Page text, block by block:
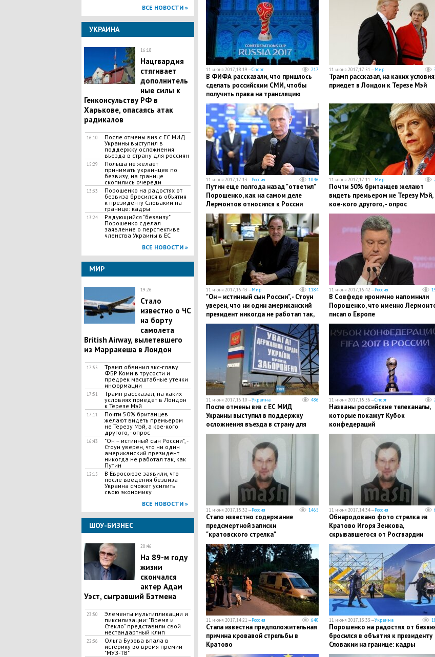
ВСЕ НОВОСТИ »
УКРАИНА
16:18
Нацгвардия
стягивает
дополнитель
ные силы к
Генконсульству РФ в
Харькове, опасаясь атак
радикалов
16:10
После отмены виз с ЕС МИД
Украины выступил в
поддержку осложнения
въезда в страну для россиян
15:29
Польша не желает
принимать украинцев по
безвизу, на границе
скопились очереди
13:33
Порошенко на радостях от
безвиза бросился в объятия
к президенту Словакии на
границе: кадры
13:24
Радующийся "безвизу"
Порошенко сделал
заявление о перспективе
членства Украины в ЕС
ВСЕ НОВОСТИ »
МИР
19:26
​Стало
известно о ЧС
на борту
самолета
British Airway, вылетевшего
из Марракеша в Лондон
17:55
Трамп обвинил экс-главу
ФБР Коми в трусости и
предрек масштабные утечки
информации
17:51
Трамп рассказал, на каких
условиях приедет в Лондон
к Терезе Мэй
17:11
Почти 50% британцев
желают видеть премьером
не Терезу Мэй, а кое-кого
другого, - опрос
16:43
"Он – истинный сын России", -
Стоун уверен, что ни один
американский президент
никогда не работал так, как
Путин
12:15
В Евросоюзе заявили, что
после введения безвиза
Украина сможет усилить
свою экономику
ВСЕ НОВОСТИ »
ШОУ-БИЗНЕС
20:46
​На 89-м году
жизни
скончался
актер Адам
Уэст, сыгравший Бэтмена
23:50
Элементы мультипликации и
пиксилизации: "Время и
Стекло" представили свой
нестандартный клип
22:36
Ольга Бузова впала в
истерику во время премии
"МУЗ-ТВ"
11 июня 2017, 18:19 —Спорт 217
В ФИФА рассказали, что пришлось
сделать российским СМИ, чтобы
получить права на трансляцию
Кубка Конфедераций-2017
11 июня 2017, 17:51 —Мир
Трамп рассказал, на каких
приедет в Лондон к Терезе Мэй
11 июня 2017, 17:13 —Россия 1046
Путин еще полгода назад "ответил"
Порошенко, как на самом деле
Лермонтов относился к России
11 июня 2017, 17:11 —Мир
Почти 50% британцев желают
видеть премьером не Терезу Мэй,
кое-кого другого, - опрос
11 июня 2017, 16:43 —Мир 1184
"Он – истинный сын России", - Стоун
уверен, что ни один американский
президент никогда не работал так,
как Путин
11 июня 2017, 16:42 —Россия
В Совфеде иронично напомнили
Порошенко, что именно
писал о Европе
11 июня 2017, 16:10 —Украина 486
После отмены виз с ЕС МИД
Украины выступил в поддержку
осложнения въезда в страну для
россиян
11 июня 2017, 15:56 —Спорт
Названы российские телеканалы,
которые покажут Кубок
конфедераций
11 июня 2017, 15:32 —Россия 1465
Стало известно содержание
предсмертной записки
"кратовского стрелка"
11 июня 2017, 14:34 —Россия
Обнародовано фото стрелка из
Кратово Игоря Зенкова,
скрывавшегося от Росгвардии
после убийства четырех человек
11 июня 2017, 14:21 —Россия 640
Стала известна предположительная
причина кровавой стрельбы в
Кратово
11 июня 2017, 13:33 —Украина
Порошенко на радостях от
бросился в объятия к президенту
Словакии на границе: кадры